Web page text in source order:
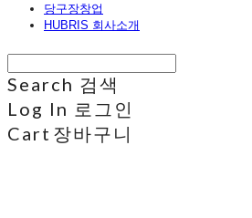
당구장창업
HUBRIS 회사소개
Search 검색
Log In 로그인
Cart 장바구니